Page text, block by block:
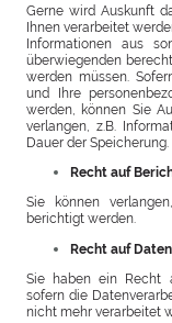
Gerne wird Auskunft
Ihnen verarbeitet
Informationen aus
überwiegenden
werden müssen.
und Ihre
werden, können Sie
verlangen, z.B.
Dauer der Speicherung.
Recht auf
Sie können
berichtigt werden.
Recht auf
Sie haben ein Recht
sofern die
nicht mehr verarbeitet